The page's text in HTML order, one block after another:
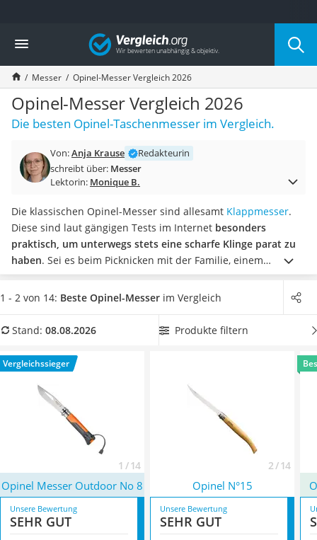
Die beliebtesten Vergleiche nach Kategorie
Haushalt
Wassersprudler
Zentralstaubsauger
Brotbackautomat
Wischroboter
Wäschespinne
Spülmaschinentabs
Akku-Staubsauger
AEG-Waschmaschine
Saug-Wisch-Roboter
Handstaubsauger
Milchaufschäumer
Kondenstrockner
Reiskocher
Tierhaarstaubsauger
Nespresso-Maschine
Messerschärfer
Vergleich
Messer Opinel-Messer Vergleich 2026
Opinel-Messer Vergleich 2026
Die besten Opinel-Taschenmesser im Vergleich.
Von:Anja Krause
Redakteurin
schreibt über: Messer
Lektorin: Monique B.
Die klassischen Opinel-Messer sind allesamt Klappmesser.
Diese sind laut gängigen Tests im Internet besonders
praktisch, um unterwegs stets eine scharfe Klinge parat zu
haben. Sei es beim Picknicken mit der Familie, einem
Kletterausflug oder einem gemütlichen Lagerfeuer. Opinel
bietet Messer in verschiedenen Größen an, sodass Sie
Wählen Sie jetzt aus unserer Vergleichstabelleein rostfreies
können. Überzeugt hat uns hier im August 2026 besonders
das ModellOpinel Messer Outdoor No 8
Eigenschaften.
1 - 2 von 14: Beste Opinel-Messer im Vergleich
Stand: 08.08.2026 Produkte filtern
Vergleichssieger
1 / 14 2 / 14
Opinel Messer Outdoor No 8 Opinel N°15
Unsere Bewertung
SEHR GUT
Unsere Bewertung
SEHR GUT